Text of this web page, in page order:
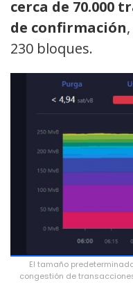
cerca de 70.000
de confirmación
230 bloques.
El tamaño
congestión de